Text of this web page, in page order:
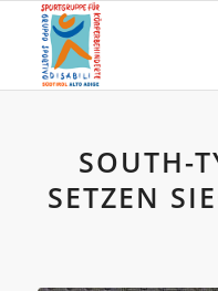
SOUTH-
SETZEN